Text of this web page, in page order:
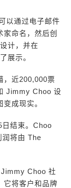
以通过电子邮件
命名，然后创
计，并在
展示。
，近200,000票
Jimmy Choo 设
成现实。
结束。Choo
将由 The
Choo 社
它将客户和品牌